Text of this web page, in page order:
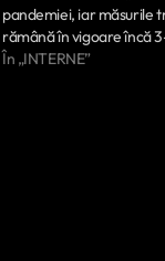
pandemiei, iar măsurile
rămână în vigoare încă
„Să zicem că ne
În „INTERNE”